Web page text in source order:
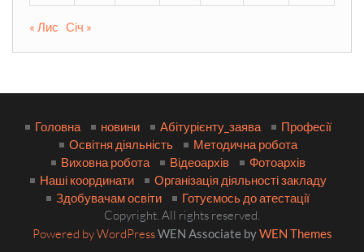
« Лис Січ »
Головна новини Абітурієнту_заява
Професії
Освітня діяльність
Методична робота
Виховна робота
Відеоархів
Фотоархів
Наші координати
Організація діяльності закладу
Здобувачам освіти
Готуємось до атестації
Copyright. All rights reserved.
Powered by WordPressWEN Associate byWEN Themes